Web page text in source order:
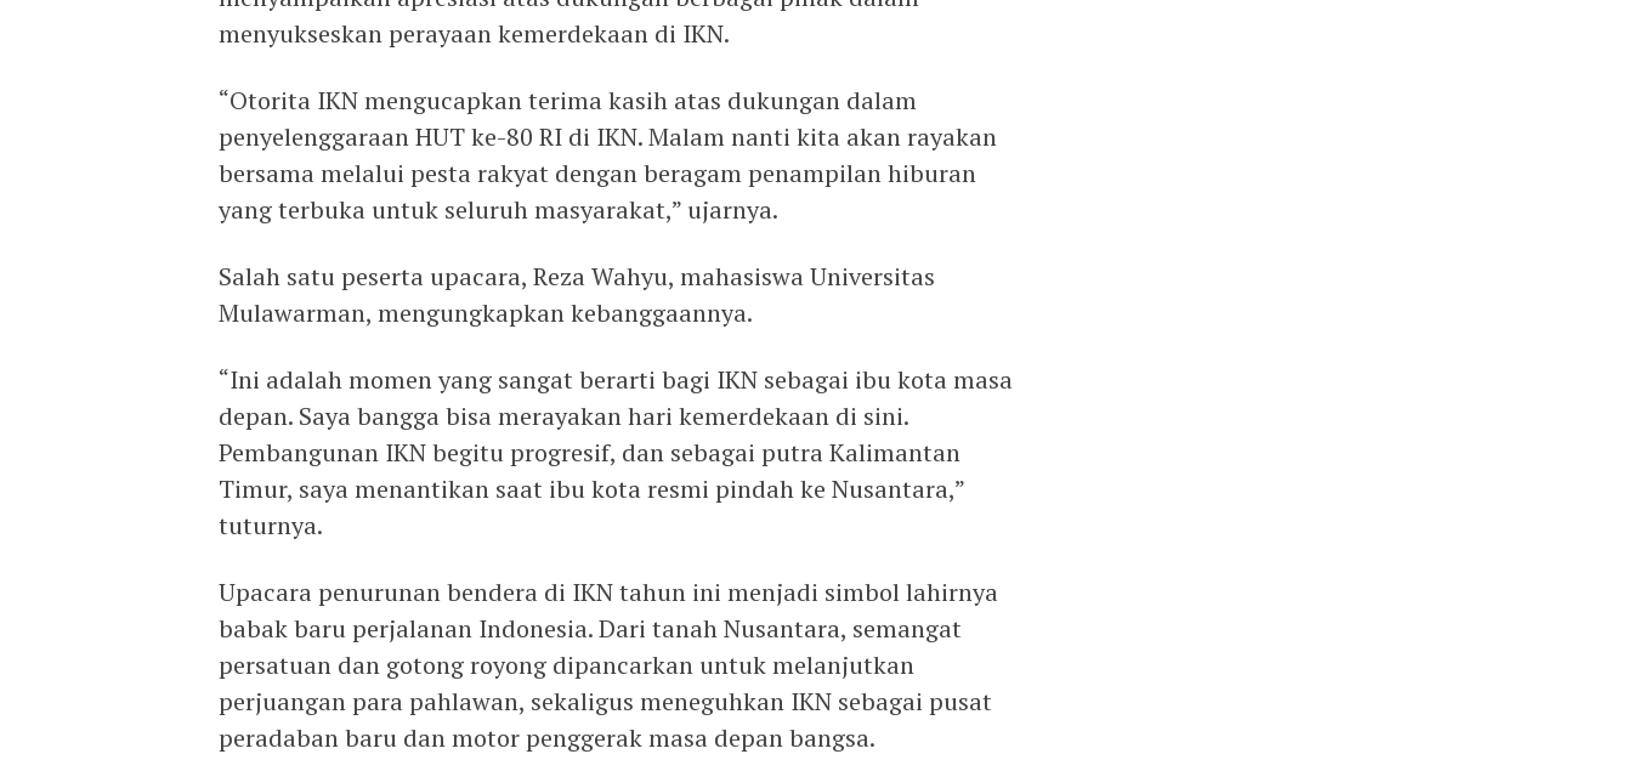
menyukseskan perayaan kemerdekaan di IKN.
“Otorita IKN mengucapkan terima kasih atas dukungan dalam
penyelenggaraan HUT ke-80 RI di IKN. Malam nanti kita akan rayakan
bersama melalui pesta rakyat dengan beragam penampilan hiburan
yang terbuka untuk seluruh masyarakat,” ujarnya.
Salah satu peserta upacara, Reza Wahyu, mahasiswa Universitas
Mulawarman, mengungkapkan kebanggaannya.
“Ini adalah momen yang sangat berarti bagi IKN sebagai ibu kota masa
depan. Saya bangga bisa merayakan hari kemerdekaan di sini.
Pembangunan IKN begitu progresif, dan sebagai putra Kalimantan
Timur, saya menantikan saat ibu kota resmi pindah ke Nusantara,”
tuturnya.
Upacara penurunan bendera di IKN tahun ini menjadi simbol lahirnya
babak baru perjalanan Indonesia. Dari tanah Nusantara, semangat
persatuan dan gotong royong dipancarkan untuk melanjutkan
perjuangan para pahlawan, sekaligus meneguhkan IKN sebagai pusat
peradaban baru dan motor penggerak masa depan bangsa.